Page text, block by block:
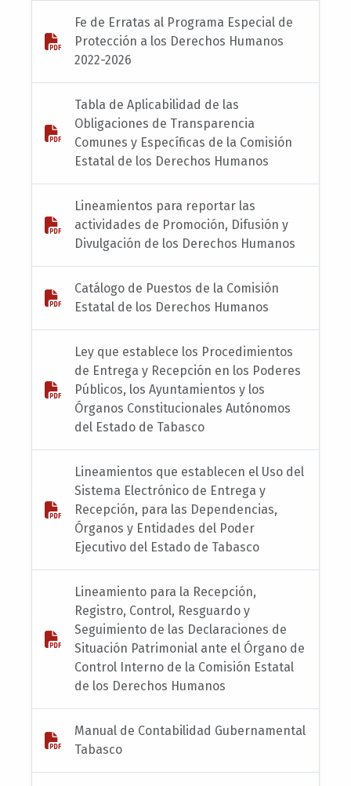
Fe de Erratas al Programa Especial de
Protección a los Derechos Humanos
2022-2026
Tabla de Aplicabilidad de las
Obligaciones de Transparencia
Comunes y Específicas de la Comisión
Estatal de los Derechos Humanos
Lineamientos para reportar las
actividades de Promoción, Difusión y
Divulgación de los Derechos Humanos
Catálogo de Puestos de la Comisión
Estatal de los Derechos Humanos
Ley que establece los Procedimientos
de Entrega y Recepción en los Poderes
Públicos, los Ayuntamientos y los
Órganos Constitucionales Autónomos
del Estado de Tabasco
Lineamientos que establecen el Uso del
Sistema Electrónico de Entrega y
Recepción, para las Dependencias,
Órganos y Entidades del Poder
Ejecutivo del Estado de Tabasco
Lineamiento para la Recepción,
Registro, Control, Resguardo y
Seguimiento de las Declaraciones de
Situación Patrimonial ante el Órgano de
Control Interno de la Comisión Estatal
de los Derechos Humanos
Manual de Contabilidad Gubernamental
Tabasco